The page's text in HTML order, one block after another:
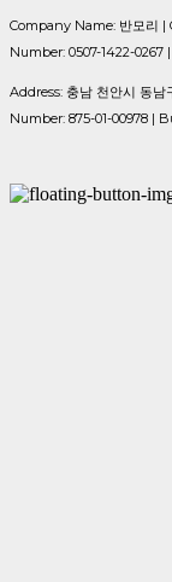
Company Name: 반모리
Number: 0507-1422-
Address: 충남 천안시 동
Number: 875-01-00978 |